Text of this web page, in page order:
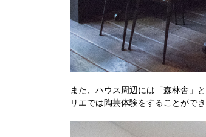
また、ハウス周辺には「森林舎」
リエでは陶芸体験をすることがで